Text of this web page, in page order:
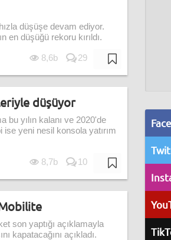
düşüşe devam ediyor.
en düşüğü rekoru kırıldı.
8,6b 29
düşüyor
bu yılın kalanı ve 2020'de
yeni nesil konsola yatırım
8,7b 10
son yaptığı açıklamayla
kapatacağını açıkladı.